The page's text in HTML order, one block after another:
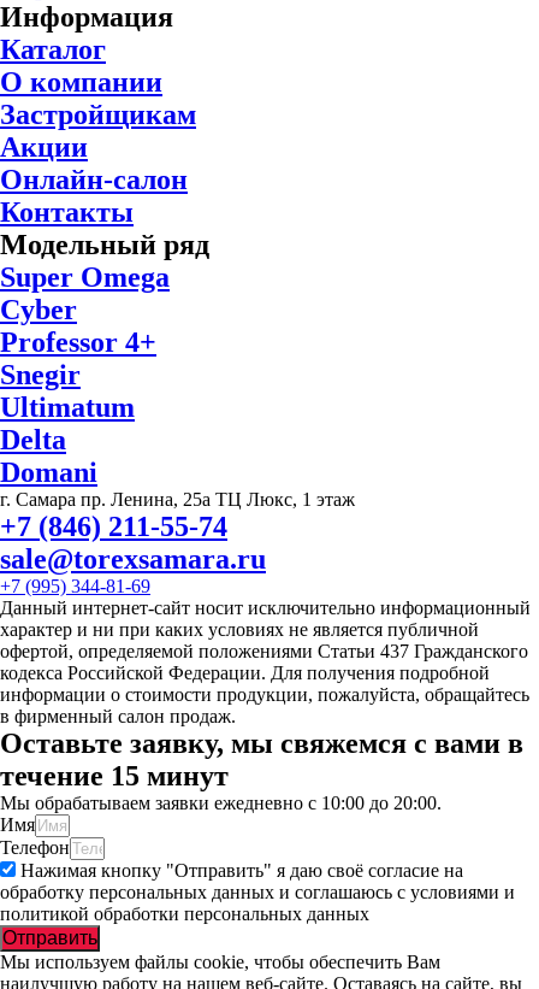
Информация
Каталог
О компании
Застройщикам
Акции
Онлайн-салон
Контакты
Модельный ряд
Super Omega
Cyber
Professor 4+
Snegir
Ultimatum
Delta
Domani
г. Самара пр. Ленина, 25а ТЦ Люкс, 1 этаж
+7 (846) 211-55-74
sale@torexsamara.ru
+7 (995) 344-81-69
Данный интернет-сайт носит исключительно информационный
характер и ни при каких условиях не является публичной
офертой, определяемой положениями Статьи 437 Гражданского
кодекса Российской Федерации. Для получения подробной
информации о стоимости продукции, пожалуйста, обращайтесь
в фирменный салон продаж.
Оставьте заявку, мы свяжемся с вами в
течение 15 минут
Мы обрабатываем заявки ежедневно с 10:00 до 20:00.
Имя
Телефон
Нажимая кнопку "Отправить" я даю своё согласие на
обработку персональных данных и соглашаюсь с условиями и
политикой обработки персональных данных
Отправить
Мы используем файлы cookie, чтобы обеспечить Вам
наилучшую работу на нашем веб-сайте. Оставаясь на сайте, вы